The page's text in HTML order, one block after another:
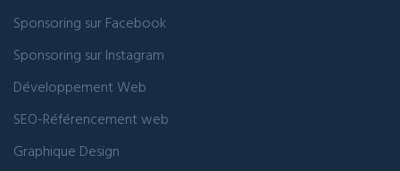
Sponsoring sur Facebook
Sponsoring sur Instagram
Développement Web
SEO-Référencement web
Graphique Design